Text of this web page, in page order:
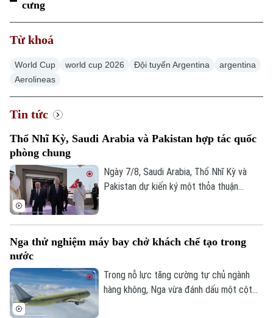
cưng
Từ khoá
World Cup world cup 2026 Đội tuyển Argentina
argentina
Aerolineas
Tin tức
Thổ Nhĩ Kỳ, Saudi Arabia và Pakistan hợp tác quốc
phòng chung
Ngày 7/8, Saudi Arabia, Thổ Nhĩ Kỳ và
Pakistan dự kiến ký một thỏa thuận
Nga thử nghiệm máy bay chở khách chế tạo trong
nước
Trong nỗ lực tăng cường tự chủ ngành
hàng không, Nga vừa đánh dấu một cột